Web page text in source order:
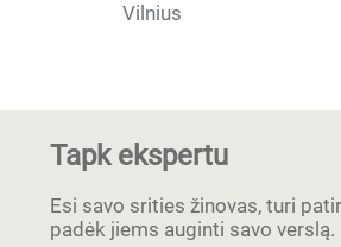
Vilnius
Tapk ekspertu
Esi savo srities žinovas, turi
padėk jiems auginti savo